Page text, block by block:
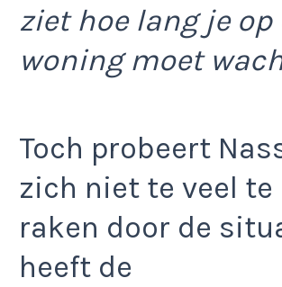
ziet hoe lang je op
woning moet
Toch probeert
zich niet te veel te
raken door de
heeft de